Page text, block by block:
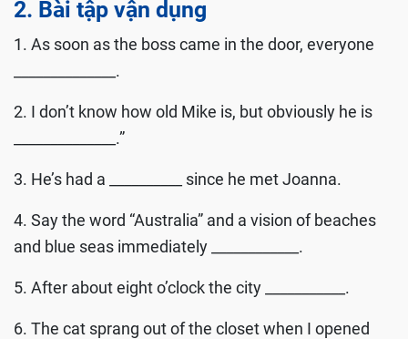
2. Bài tập vận dụng
1. As soon as the boss came in the door, everyone
______________.
2. I don’t know how old Mike is, but obviously he is
______________.”
3. He’s had a __________ since he met Joanna.
4. Say the word “Australia” and a vision of beaches
and blue seas immediately ____________.
5. After about eight o’clock the city ___________.
6. The cat sprang out of the closet when I opened